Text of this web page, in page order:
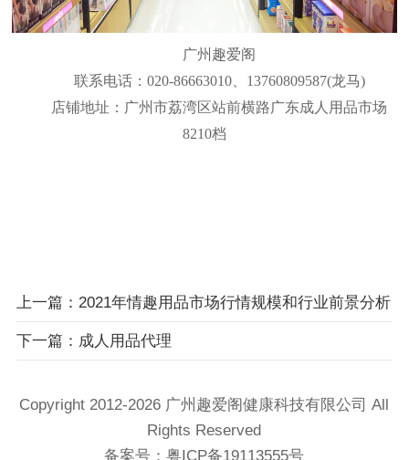
广州趣爱阁
联系电话：020-86663010、13760809587(龙马)
店铺地址：广州市荔湾区站前横路广东成人用品市场
8210档
上一篇：2021年情趣用品市场行情规模和行业前景分析
下一篇：成人用品代理
Copyright 2012-2026 广州趣爱阁健康科技​有限公司 All
Rights Reserved
备案号：粤ICP备19113555号